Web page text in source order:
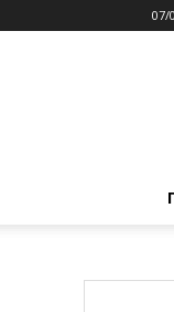
07/